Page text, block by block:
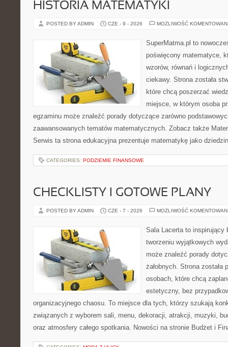
HISTORIA MATEMATYKI
POSTED BY ADMIN CZE - 9 - 2026 MOŻLIWOŚĆ
SuperMatma.pl to
poświęcony matematyce,
wzorów, równań i
ciekawy. Strona została
które chcą poszerzać
miejsce, w którym osoba
egzaminu może znaleźć porady dotyczące zarówno
zaawansowanych tematów matematycznych. Zobacz także
Serwis ta strona edukacyjna prezentuje matematykę jako
CATEGORIES: PODZIEMIE FINANSOWE
CHECKLISTY I GOTOWE PLANY
POSTED BY ADMIN CZE - 7 - 2026 MOŻLIWOŚĆ
Sala Lacerta to inspirujący
tworzeniu wyjątkowych
może znaleźć porady
żałobnych. Strona została
osobach, które chcą
estetyczny, bez
organizacyjnego chaosu. To miejsce dla tych, którzy szukają
związanych z wyborem sali, menu, dekoracji, atrakcji, muzyki,
oraz atmosfery całego spotkania. Nowości na stronie Budżet i